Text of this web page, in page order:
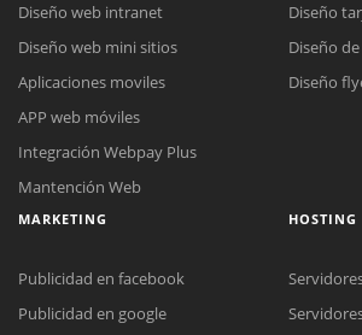
Diseño web intranet
Diseño web mini sitios
Aplicaciones moviles
APP web móviles
Integración Webpay Plus
Mantención Web
Diseño
Diseño
Diseño
MARKETING
Publicidad en facebook
Publicidad en google
HOSTING